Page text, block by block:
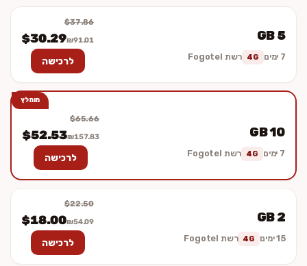
5 GB
7 ימים 4G רשת Fogotel
$37.86
$30.29₪91.01
לרכישה
מומלץ
10 GB
7 ימים 4G רשת Fogotel
$65.66
$52.53₪157.83
לרכישה
2 GB
15 ימים 4G רשת Fogotel
$22.50
$18.00₪54.09
לרכישה